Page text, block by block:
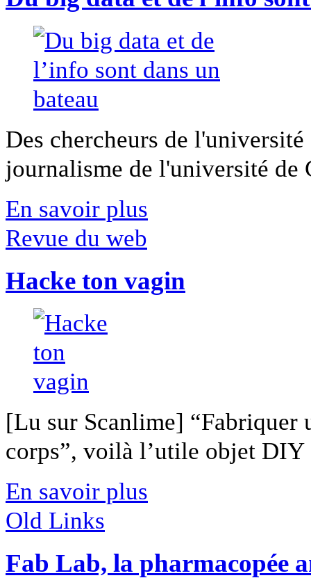
Des chercheurs de
journalisme de l'université
En savoir plus
Revue du web
Hacke ton vagin
[Lu sur Scanlime] “Fabriquer
corps”, voilà l’utile objet
En savoir plus
Old Links
Fab Lab, la pharmacopée